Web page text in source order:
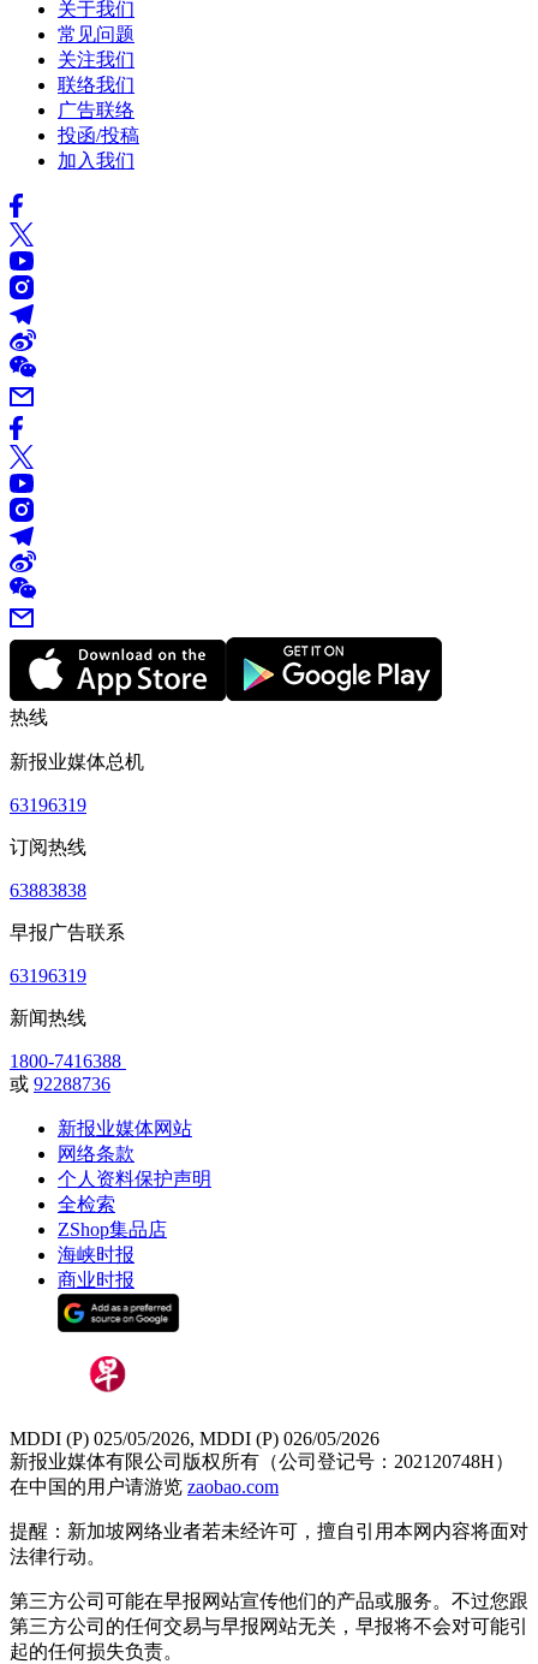
关于我们
常见问题
关注我们
联络我们
广告联络
投函/投稿
加入我们
热线
新报业媒体总机
63196319
订阅热线
63883838
早报广告联系
63196319
新闻热线
1800-7416388
或 92288736
新报业媒体网站
网络条款
个人资料保护声明
全检索
ZShop集品店
海峡时报
商业时报
MDDI (P) 025/05/2026, MDDI (P) 026/05/2026
新报业媒体有限公司版权所有（公司登记号：202120748H）
在中国的用户请游览 zaobao.com
提醒：新加坡网络业者若未经许可，擅自引用本网内容将面对
法律行动。
第三方公司可能在早报网站宣传他们的产品或服务。不过您跟
第三方公司的任何交易与早报网站无关，早报将不会对可能引
起的任何损失负责。